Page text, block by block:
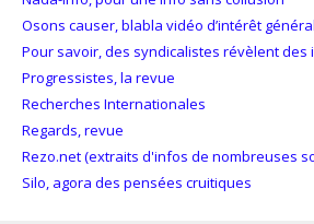
Osons causer, blabla vidéo d’intérêt général
Pour savoir, des syndicalistes révèlent des
Progressistes, la revue
Recherches Internationales
Regards, revue
Rezo.net (extraits d'infos de nombreuses
Silo, agora des pensées cruitiques